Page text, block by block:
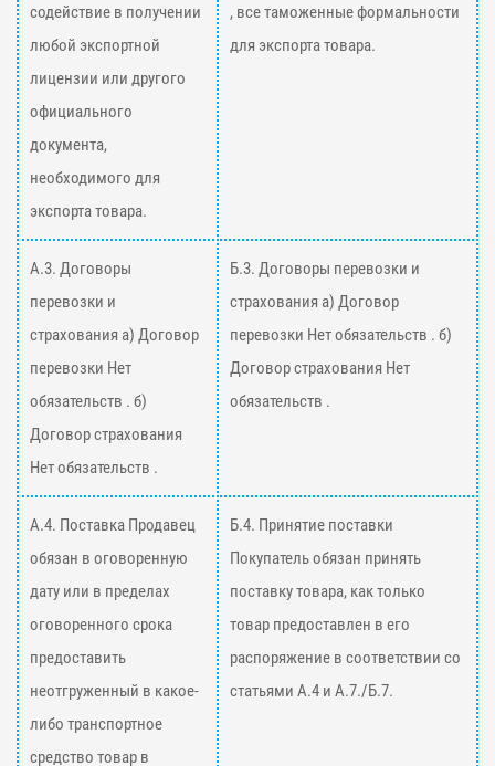
содействие в получении
любой экспортной
лицензии или другого
официального
документа,
необходимого для
экспорта товара.
, все таможенные формальности
для экспорта товара.
А.3. Договоры
перевозки и
страхования а) Договор
перевозки Нет
обязательств . б)
Договор страхования
Нет обязательств .
Б.3. Договоры перевозки и
страхования а) Договор
перевозки Нет обязательств . б)
Договор страхования Нет
обязательств .
А.4. Поставка Продавец
обязан в оговоренную
дату или в пределах
оговоренного срока
предоставить
неотгруженный в какое-
либо транспортное
средство товар в
Б.4. Принятие поставки
Покупатель обязан принять
поставку товара, как только
товар предоставлен в его
распоряжение в соответствии со
статьями А.4 и А.7./Б.7.